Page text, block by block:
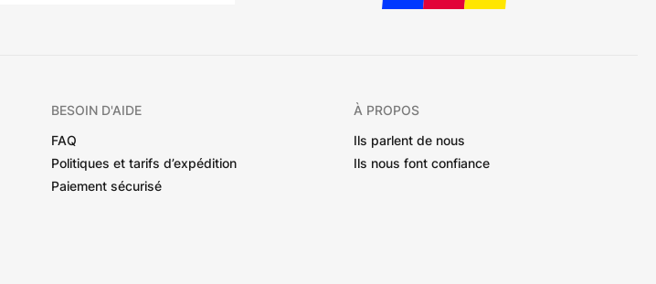
BESOIN D'AIDE
FAQ
Politiques et tarifs d’expédition
Paiement sécurisé
À PROPOS
Ils parlent de nous
Ils nous font confiance